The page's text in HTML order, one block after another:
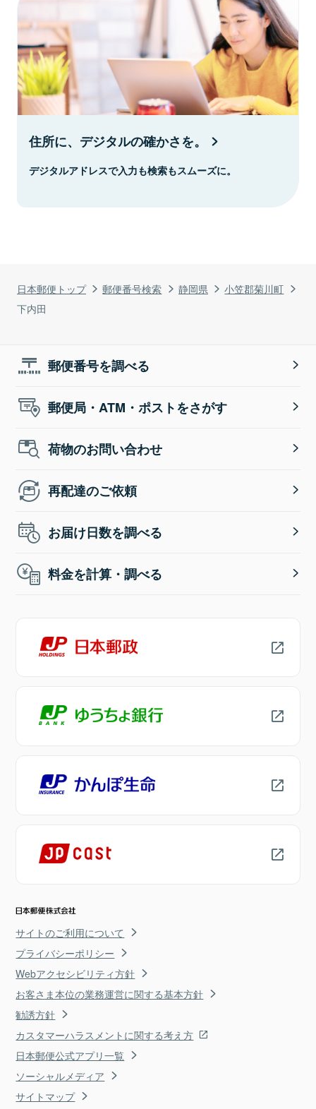
日本郵便トップ 郵便番号検索 静岡県
小笠郡菊川町
下内田
住所に、デジタルの確かさを。
デジタルアドレスで入力も検索もスムーズに。
郵便番号を調べる
郵便局・ATM・ポストをさがす
荷物のお問い合わせ
再配達のご依頼
お届け日数を調べる
料金を計算・調べる
サイトのご利用について
プライバシーポリシー
Webアクセシビリティ方針
お客さま本位の業務運営に関する基本方針
勧誘方針
カスタマーハラスメントに関する考え方
日本郵便公式アプリ一覧
ソーシャルメディア
サイトマップ